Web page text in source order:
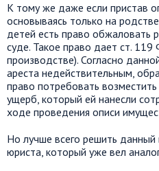
К тому же даже если пристав
основываясь только на
детей есть право обжаловать
суде. Такое право дает ст.
производстве). Согласно
ареста недействительным,
право потребовать
ущерб, который ей нанесли
ходе проведения описи
Но лучше всего решить данный
юриста, который уже вел